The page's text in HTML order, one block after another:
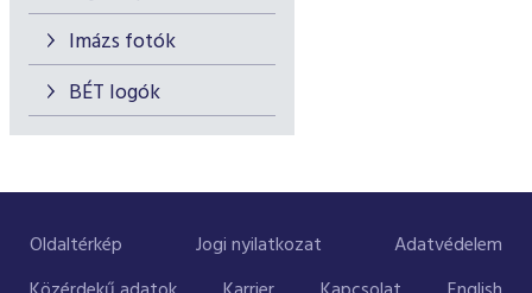
Imázs fotók
BÉT logók
Oldaltérkép Jogi nyilatkozat
Adatvédelem